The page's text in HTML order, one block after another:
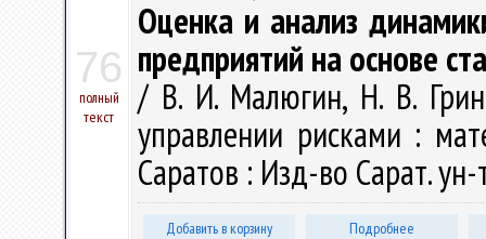
76
полный
текст
Оценка и анализ
предприятий на основе
/ В. И. Малюгин, Н. В.
управлении рисками :
Саратов : Изд-во Сарат.
Добавить в корзину Подробнее